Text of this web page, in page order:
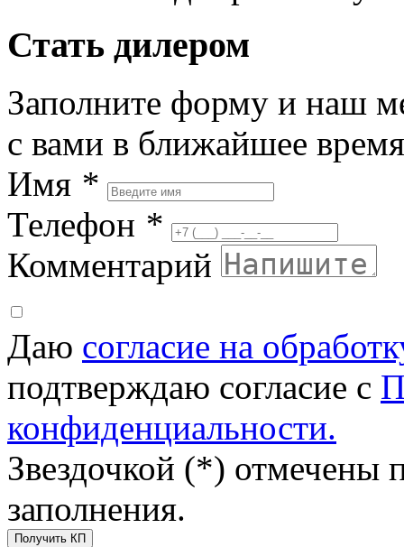
Стать дилером
Заполните форму и наш
с вами в ближайшее время
Имя *
Телефон *
Комментарий
Даю согласие на
подтверждаю согласие с
конфиденциальности.
Звездочкой (*) отмечены
заполнения.
Получить КП